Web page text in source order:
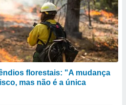
florestais: "A mudança
mas não é a única